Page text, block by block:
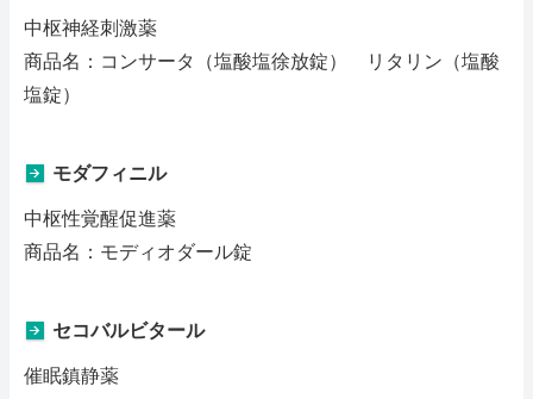
中枢神経刺激薬
商品名：コンサータ（塩酸塩徐放錠） リタリン（塩酸
塩錠）
モダフィニル
中枢性覚醒促進薬
商品名：モディオダール錠
セコバルビタール
催眠鎮静薬